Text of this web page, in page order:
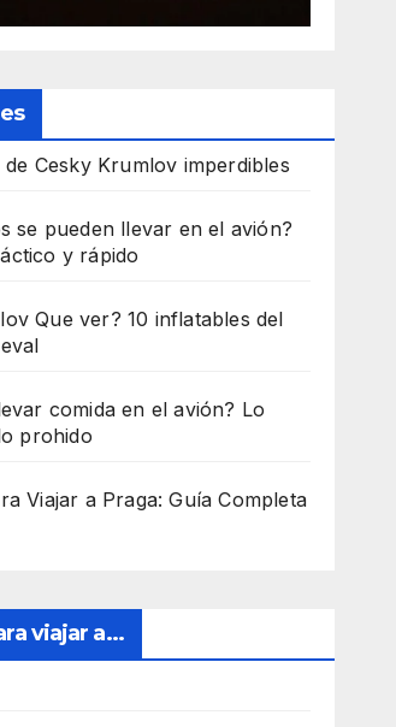
de Cesky Krumlov imperdibles
se pueden llevar en el avión?
y rápido
Que ver? 10 inflatables del
comida en el avión? Lo
prohido
Viajar a Praga: Guía Completa
viajar a...